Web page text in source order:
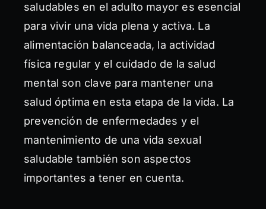
saludables en el adulto mayor es esencial
para vivir una vida plena y activa. La
alimentación balanceada, la actividad
física regular y el cuidado de la salud
mental son clave para mantener una
salud óptima en esta etapa de la vida. La
prevención de enfermedades y el
mantenimiento de una vida sexual
saludable también son aspectos
importantes a tener en cuenta.